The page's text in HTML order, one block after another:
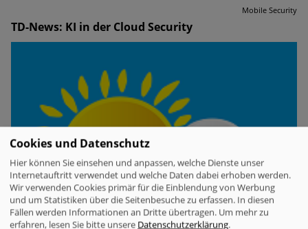
Mobile Security
TD-News: KI in der Cloud Security
Cookies und Datenschutz
Hier können Sie einsehen und anpassen, welche Dienste unser
Internetauftritt verwendet und welche Daten dabei erhoben werden.
Wir verwenden Cookies primär für die Einblendung von Werbung
und um Statistiken über die Seitenbesuche zu erfassen. In diesen
Fällen werden Informationen an Dritte übertragen. Um mehr zu
erfahren, lesen Sie bitte unsere Datenschutzerklärung.